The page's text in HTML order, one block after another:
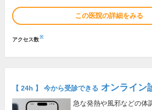
この医院の詳細をみる
アクセス数※
【 24h 】 今から受診できる オンライン
急な発熱や風邪などの体